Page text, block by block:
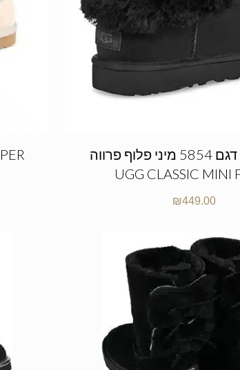
מגפי האגג דגם 5854 מיני פלוף פרווה
UGG CLASSIC MINI
₪449.00